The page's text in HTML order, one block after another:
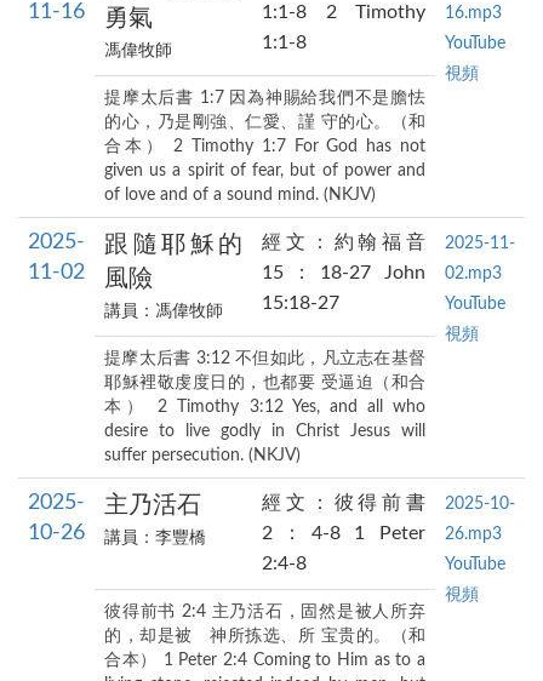
11-16
勇氣
馮偉牧師
1:1-8 2 Timothy
1:1-8
16.mp3
YouTube
視頻
提摩太后書 1:7 因為神賜給我們不是膽怯
的心，乃是剛強、仁愛、謹 守的心。（和
合本） 2 Timothy 1:7 For God has not
given us a spirit of fear, but of power and
of love and of a sound mind. (NKJV)
2025-
11-02
跟隨耶穌的
風險
講員：馮偉牧師
經文：約翰福音
15：18-27 John
15:18-27
2025-11-
02.mp3
YouTube
視頻
提摩太后書 3:12 不但如此，凡立志在基督
耶穌裡敬虔度日的，也都要 受逼迫（和合
本） 2 Timothy 3:12 Yes, and all who
desire to live godly in Christ Jesus will
suffer persecution. (NKJV)
2025-
10-26
主乃活石
講員：李豐橋
經文：彼得前書
2：4-8 1 Peter
2:4-8
2025-10-
26.mp3
YouTube
視頻
彼得前书 2:4 主乃活石，固然是被人所弃
的，却是被 神所拣选、所 宝贵的。（和
合本） 1 Peter 2:4 Coming to Him as to a